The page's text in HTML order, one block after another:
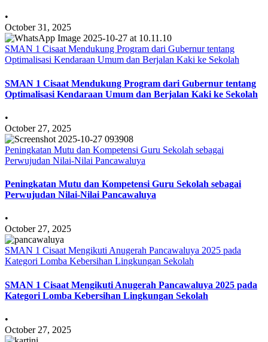
•
October 31, 2025
SMAN 1 Cisaat Mendukung Program dari Gubernur tentang
Optimalisasi Kendaraan Umum dan Berjalan Kaki ke Sekolah
SMAN 1 Cisaat Mendukung Program dari Gubernur tentang
Optimalisasi Kendaraan Umum dan Berjalan Kaki ke Sekolah
•
October 27, 2025
Peningkatan Mutu dan Kompetensi Guru Sekolah sebagai
Perwujudan Nilai-Nilai Pancawaluya
Peningkatan Mutu dan Kompetensi Guru Sekolah sebagai
Perwujudan Nilai-Nilai Pancawaluya
•
October 27, 2025
SMAN 1 Cisaat Mengikuti Anugerah Pancawaluya 2025 pada
Kategori Lomba Kebersihan Lingkungan Sekolah
SMAN 1 Cisaat Mengikuti Anugerah Pancawaluya 2025 pada
Kategori Lomba Kebersihan Lingkungan Sekolah
•
October 27, 2025